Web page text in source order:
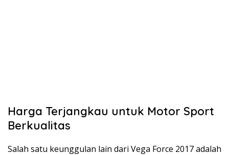
Harga Terjangkau untuk Motor Sport
Berkualitas
Salah satu keunggulan lain dari Vega Force 2017 adalah